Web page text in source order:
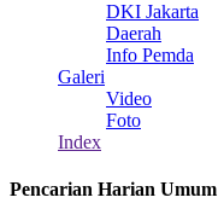
DKI Jakarta
Daerah
Info Pemda
Galeri
Video
Foto
Index
Pencarian Harian Umum